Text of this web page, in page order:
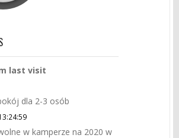
last visit
dla 2-3 osób
w kamperze na 2020 w